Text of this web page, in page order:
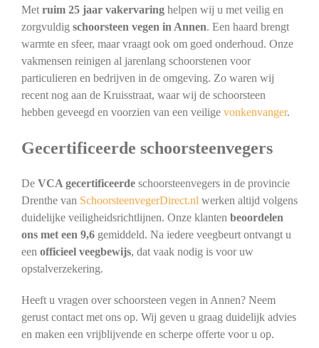
Metruim 25 jaar vakervaringhelpen wij u met veilig en
zorgvuldig schoorsteen vegen in Annen. Een haard brengt
warmte en sfeer, maar vraagt ook om goed onderhoud. Onze
vakmensen reinigen al jarenlang schoorstenen voor
particulieren en bedrijven in de omgeving. Zo waren wij
recent nog aan de Kruisstraat, waar wij de schoorsteen
hebben geveegd en voorzien van een veilige vonkenvanger.
Gecertificeerde schoorsteenvegers
De VCA gecertificeerdeschoorsteenvegers in de provincie
Drenthe van SchoorsteenvegerDirect.nl werken altijd volgens
duidelijke veiligheidsrichtlijnen. Onze klanten beoordelen
ons met een 9,6gemiddeld. Na iedere veegbeurt ontvangt u
een officieel veegbewijs, dat vaak nodig is voor uw
opstalverzekering.
Heeft u vragen over schoorsteen vegen in Annen? Neem
gerust contact met ons op. Wij geven u graag duidelijk advies
en maken een vrijblijvende en scherpe offerte voor u op.